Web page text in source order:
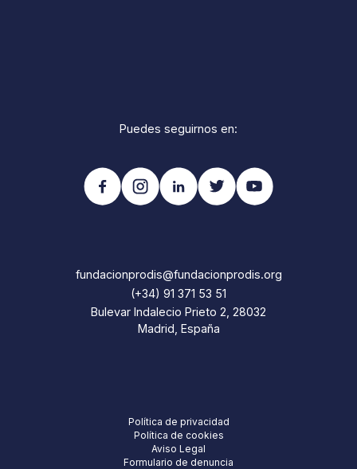
Puedes seguirnos en:
fundacionprodis@fundacionprodis.org
(+34) 91 371 53 51
Bulevar Indalecio Prieto 2, 28032
Madrid, España
Política de privacidad
Política de cookies
Aviso Legal
Formulario de denuncia